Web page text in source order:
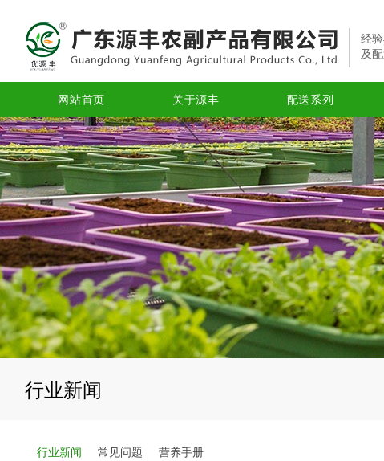
经
及
网站首页 关于源丰 配送系列
行业新闻
行业新闻 常见问题 营养手册